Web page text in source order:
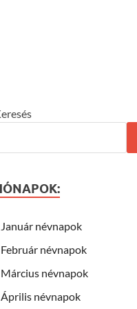
Január névnapok
Február névnapok
Március névnapok
Április névnapok